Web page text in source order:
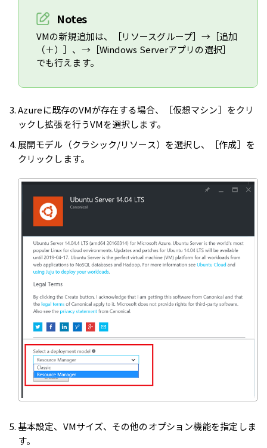
Notes
VMの新規追加は、［リソースグループ］→［追加
（＋）］、→［Windows Serverアプリの選択］
でも行えます。
Azureに既存のVMが存在する場合、［仮想マシン］をクリ
ックし拡張を行うVMを選択します。
展開モデル（クラシック/リソース）を選択し、［作成］を
クリックします。
基本設定、VMサイズ、その他のオプション機能を指定しま
す。